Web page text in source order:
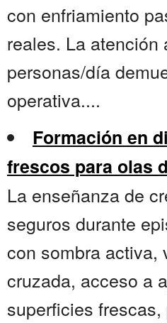
con enfriamiento
reales. La atención
personas/día
operativa....
Formación en
frescos para olas
La enseñanza de
seguros durante
con sombra activa,
cruzada, acceso a
superficies